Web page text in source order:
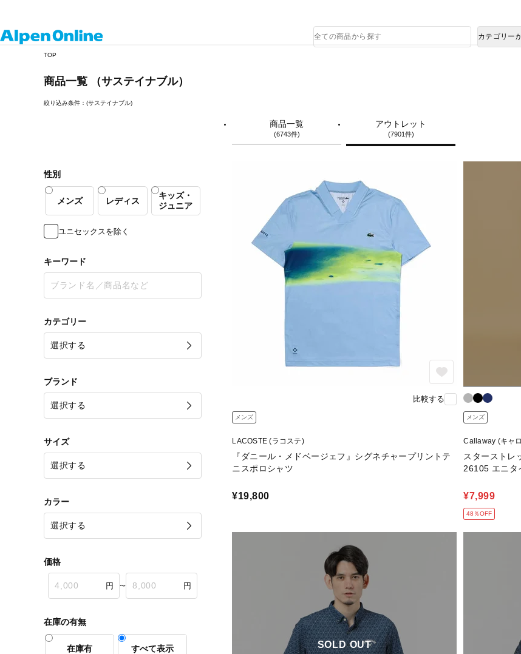
品
検
カテゴリー
TOP
商品一覧 （サステイナブル）
絞り込み条件：(サステイナブル)
性別
メンズ レディス
キッズ・
ジュニア
ユニセックスを除く
キーワード
カテゴリー
ブランド
サイズ
カラー
価格
〜
在庫の有無
在庫有 すべて表示
商品一覧
(6743件)
アウトレット
(7901件)
比較する
メンズ
LACOSTE (ラコステ)
『ダニール・メドベージェフ』シグネチャープリントテ
ニスポロシャツ
¥19,800
メンズ
Callaway (キャ
スターストレ
26105 エニタ
¥7,999
48％OFF
SOLD OUT